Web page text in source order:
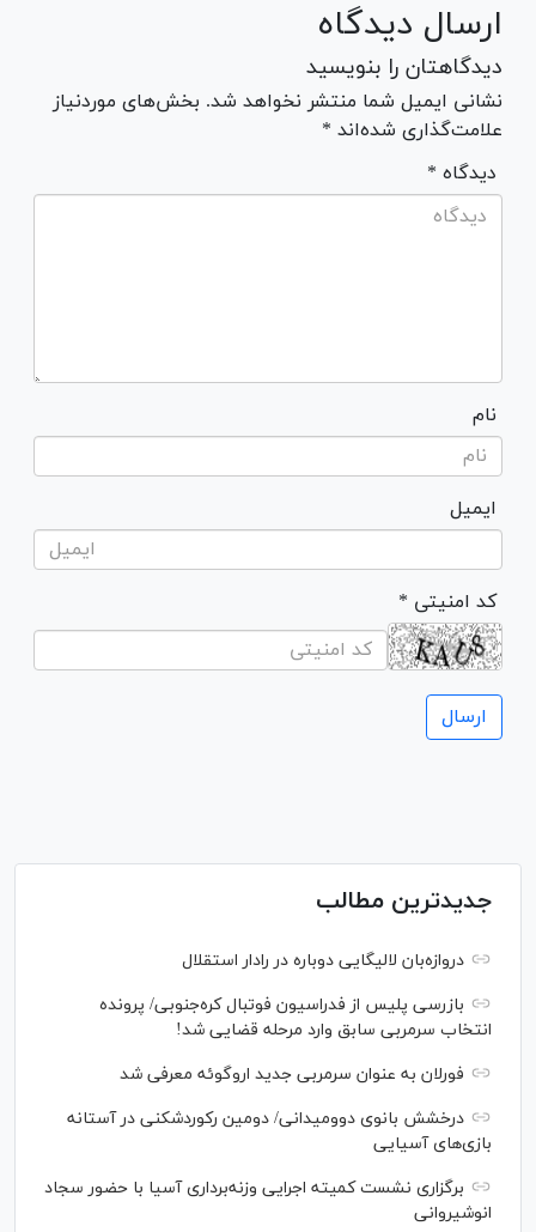
ارسال دیدگاه
دیدگاهتان را بنویسید
نشانی ایمیل شما منتشر نخواهد شد. بخش‌های موردنیاز
علامت‌گذاری شده‌اند *
* دیدگاه
نام
ایمیل
* کد امنیتی
جدیدترین مطالب
دروازه‌بان لالیگایی دوباره در رادار استقلال
بازرسی پلیس از فدراسیون فوتبال کره‌جنوبی/ پرونده
انتخاب سرمربی سابق وارد مرحله قضایی شد!
فورلان به عنوان سرمربی جدید اروگوئه معرفی شد
درخشش بانوی دوومیدانی/ دومین رکوردشکنی در آستانه
بازی‌های آسیایی
برگزاری نشست کمیته اجرایی وزنه‌برداری آسیا با حضور سجاد
انوشیروانی